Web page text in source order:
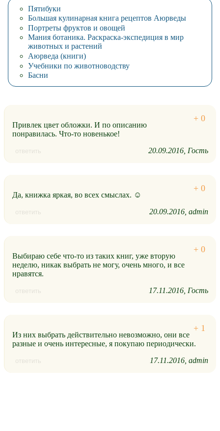
Пятибуки
Большая кулинарная книга рецептов Аюрведы
Портреты фруктов и овощей
Мания ботаника. Раскраска-экспедиция в мир
животных и растений
Аюрведа (книги)
Учебники по животноводству
Басни
Привлек цвет обложки. И по описанию
понравилась. Что-то новенькое!
ответить 20.09.2016 Гость
Да, книжка яркая, во всех смыслах. ☺
ответить 20.09.2016 admin
Выбираю себе что-то из таких книг, уже вторую
неделю, никак выбрать не могу, очень много, и все
нравятся.
ответить 17.11.2016 Гость
Из них выбрать действительно невозможно, они все
разные и очень интересные, я покупаю периодически.
ответить 17.11.2016 admin